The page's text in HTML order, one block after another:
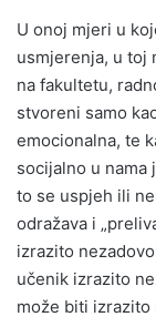
U onoj mjeri u
usmjerenja, u toj
na fakultetu,
stvoreni samo
emocionalna, te
socijalno u
to se uspjeh ili
odražava i
izrazito
učenik izrazito
može biti